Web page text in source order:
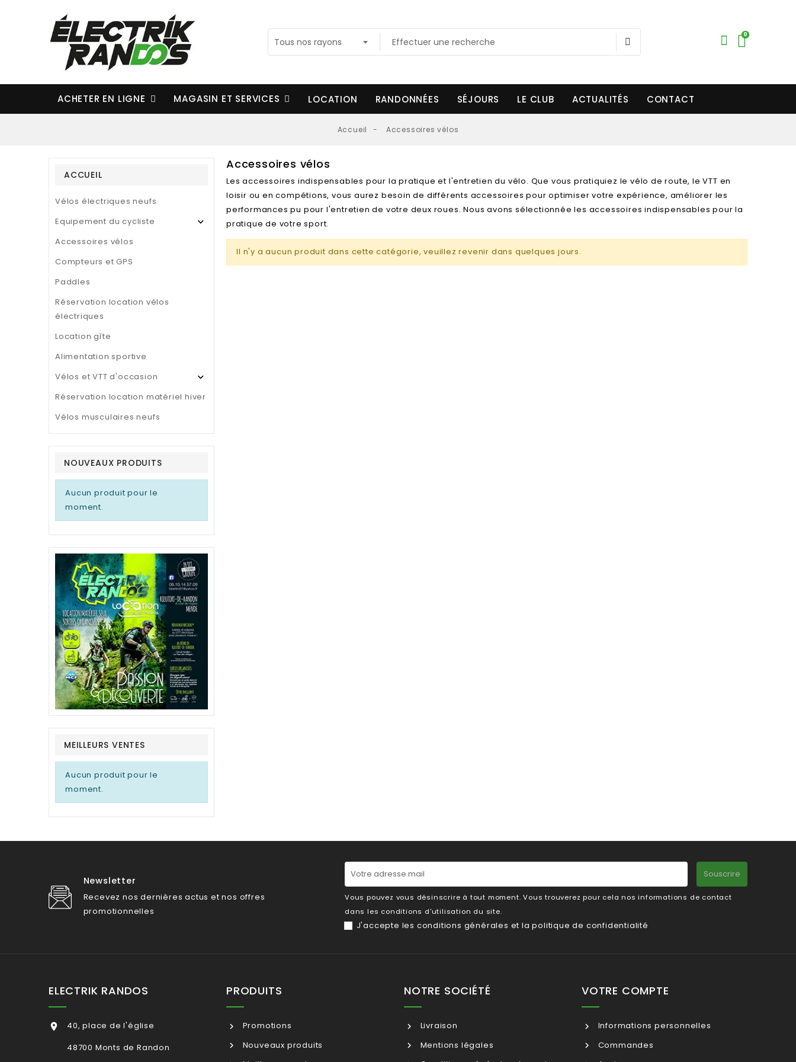
0
ACHETER EN LIGNE MAGASIN ET SERVICES LOCATION RANDONNÉES SÉJOURS LE CLUB ACTUALITÉS CONTACT
Accueil Accessoires vélos
ACCUEIL
Vélos électriques neufs
Equipement du cycliste

Accessoires vélos
Compteurs et GPS
Paddles
Réservation location vélos
électriques
Location gîte
Alimentation sportive
Vélos et VTT d'occasion

Réservation location matériel hiver
Vélos musculaires neufs
NOUVEAUX PRODUITS
Aucun produit pour le
moment.
MEILLEURS VENTES
Aucun produit pour le
moment.
Accessoires vélos
Les accessoires indispensables pour la pratique et l'entretien du vélo. Que vous pratiquiez le vélo de route, le VTT en
loisir ou en compétions, vous aurez besoin de différents accessoires pour optimiser votre expérience, améliorer les
performances pu pour l'entretien de votre deux roues. Nous avons sélectionnée les accessoires indispensables pour la
pratique de votre sport.
Il n'y a aucun produit dans cette catégorie, veuillez revenir dans quelques jours.
Newsletter
Recevez nos dernières actus et nos offres
promotionnelles
Souscrire
Vous pouvez vous désinscrire à tout moment. Vous trouverez pour cela nos informations de contact
dans les conditions d'utilisation du site.
J'accepte les conditions générales et lapolitique de confidentialité
ELECTRIK RANDOS

40, place de l'église
48700 Monts de Randon
PRODUITS
Promotions
Nouveaux produits
NOTRE SOCIÉTÉ
Livraison
Mentions légales
VOTRE COMPTE
Informations personnelles
Commandes